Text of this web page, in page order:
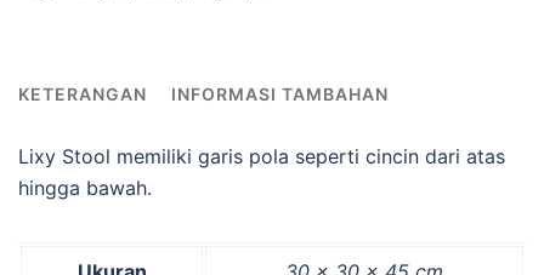
KETERANGAN INFORMASI TAMBAHAN
Lixy Stool memiliki garis pola seperti cincin dari atas
hingga bawah.